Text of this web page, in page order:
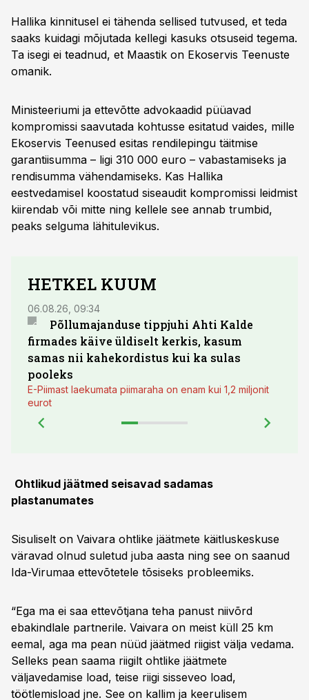
Hallika kinnitusel ei tähenda sellised tutvused, et teda
saaks kuidagi mõjutada kellegi kasuks otsuseid tegema.
Ta isegi ei teadnud, et Maastik on Ekoservis Teenuste
omanik.
Ministeeriumi ja ettevõtte advokaadid püüavad
kompromissi saavutada kohtusse esitatud vaides, mille
Ekoservis Teenused esitas rendilepingu täitmise
garantiisumma – ligi 310 000 ­euro – vabastamiseks ja
rendisumma vähendamiseks. Kas Hallika
eestvedamisel koostatud siseaudit kompromissi leidmist
kiirendab või mitte ning kellele see annab trumbid,
peaks selguma lähitulevikus.
HETKEL KUUM
06.08.26, 09:34
Põllumajanduse tippjuhi Ahti Kalde
firmades käive üldiselt kerkis, kasum
samas nii kahekordistus kui ka sulas
pooleks
E-Piimast laekumata piimaraha on enam kui 1,2 miljonit
eurot
Ohtlikud jäätmed seisavad sadamas
plastanumates
Sisuliselt on Vaivara ohtlike jäätmete käitluskeskuse
väravad olnud suletud juba aasta ning see on saanud
Ida-­Virumaa ettevõtetele tõsiseks probleemiks.
“Ega ma ei saa ettevõtjana teha panust niivõrd
ebakindlale partnerile. Vaivara on meist küll 25 km
eemal, aga ma pean nüüd jäätmed riigist välja vedama.
Selleks pean saama riigilt ohtlike jäätmete
väljavedamise load, teise riigi sisseveo load,
töötlemisload jne. See on kallim ja keerulisem